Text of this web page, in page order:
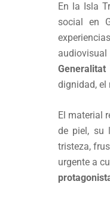
En la Isla
social en
audiovisual
Generalitat
dignidad, el
El material
de piel, su
tristeza,
urgente a